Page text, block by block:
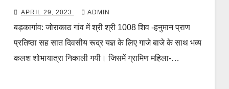
APRIL 29, 2023 ADMIN
बड़कागांव: जोराकाठ गांव में श्री श्री 1008 शिव -हनुमान प्राण
प्रतिष्ठा सह सात दिवसीय रूद्र यज्ञ के लिए गाजे बाजे के साथ भव्य
कलश शोभायात्रा निकाली गयी। जिसमें ग्रामिण महिला-…